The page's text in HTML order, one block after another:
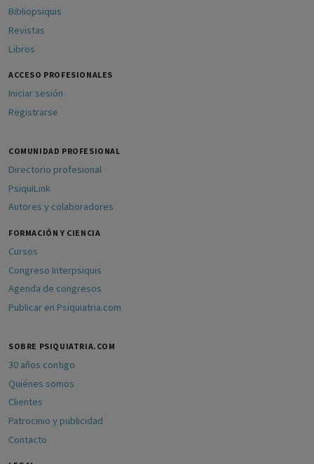
Bibliopsiquis
Revistas
Libros
ACCESO PROFESIONALES
Iniciar sesión
Registrarse
COMUNIDAD PROFESIONAL
Directorio profesional
PsiquiLink
Autores y colaboradores
FORMACIÓN Y CIENCIA
Cursos
Congreso Interpsiquis
Agenda de congresos
Publicar en Psiquiatria.com
SOBRE PSIQUIATRIA.COM
30 años contigo
Quiénes somos
Clientes
Patrocinio y publicidad
Contacto